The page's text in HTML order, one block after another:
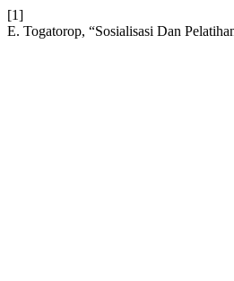
[1]
E. Togatorop, “Sosialisasi Dan